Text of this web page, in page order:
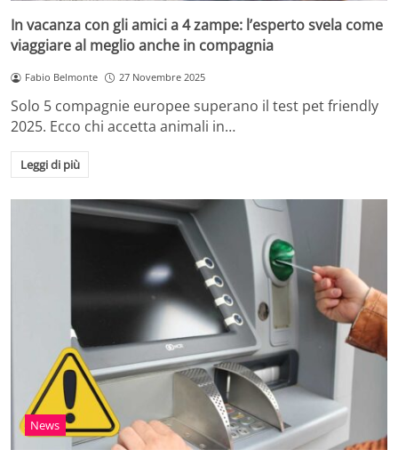
In vacanza con gli amici a 4 zampe: l’esperto svela come
viaggiare al meglio anche in compagnia
Fabio Belmonte 27 Novembre 2025
Solo 5 compagnie europee superano il test pet friendly
2025. Ecco chi accetta animali in…
Leggi di più
News